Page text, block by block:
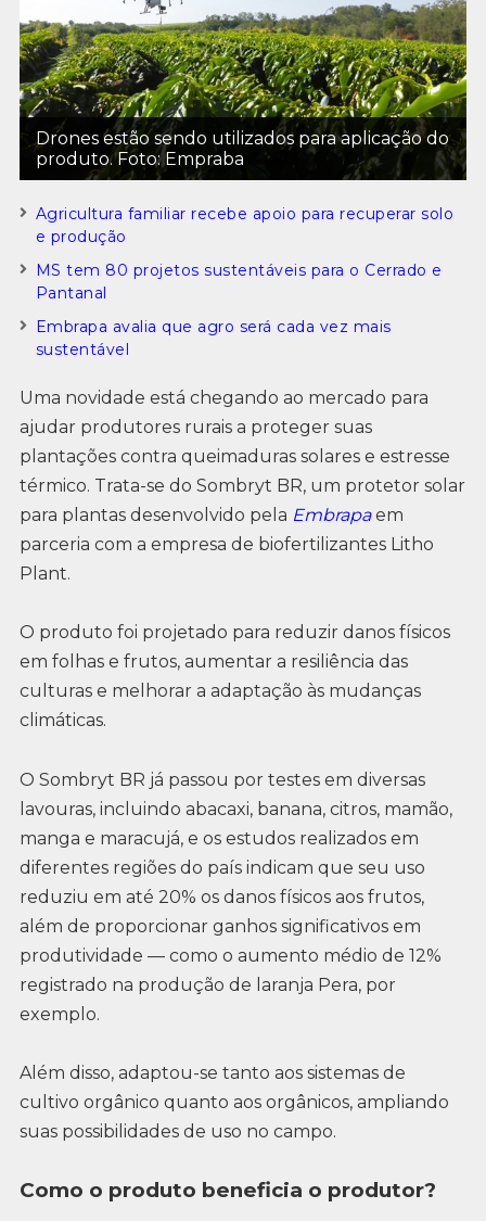
Drones estão sendo utilizados para aplicação do
produto. Foto: Empraba
Agricultura familiar recebe apoio para recuperar solo
e produção
MS tem 80 projetos sustentáveis para o Cerrado e
Pantanal
Embrapa avalia que agro será cada vez mais
sustentável
Uma novidade está chegando ao mercado para
ajudar produtores rurais a proteger suas
plantações contra queimaduras solares e estresse
térmico. Trata-se do Sombryt BR, um protetor solar
para plantas desenvolvido pela Embrapaem
parceria com a empresa de biofertilizantes Litho
Plant.
O produto foi projetado para reduzir danos físicos
em folhas e frutos, aumentar a resiliência das
culturas e melhorar a adaptação às mudanças
climáticas.
O Sombryt BR já passou por testes em diversas
lavouras, incluindo abacaxi, banana, citros, mamão,
manga e maracujá, e os estudos realizados em
diferentes regiões do país indicam que seu uso
reduziu em até 20% os danos físicos aos frutos,
além de proporcionar ganhos significativos em
produtividade — como o aumento médio de 12%
registrado na produção de laranja Pera, por
exemplo.
Além disso, adaptou-se tanto aos sistemas de
cultivo orgânico quanto aos orgânicos, ampliando
suas possibilidades de uso no campo.
Como o produto beneficia o produtor?